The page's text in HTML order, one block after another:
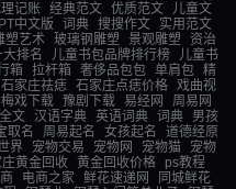
记账 经典范文 优质范文
儿童文
中文版 词典 搜搜作文
实用范文
塑艺术 玻璃钢雕塑 景观雕塑
资治
排名 儿童书包品牌排行榜
儿童书
箱 拉杆箱 奢侈品包包 单肩包 精
石家庄祛痣 石家庄点痣价格 戏曲视
戏下载 豫剧下载 易经网
周易网
文 汉语字典 英语词典 词典
男孩
取名 周易起名 女孩起名
道德经原
界 宠物交易 宠物网 宠物猫
宠物
黄金回收 黄金回收价格
ps教程
电商之家 鲜花速递网
同城鲜花